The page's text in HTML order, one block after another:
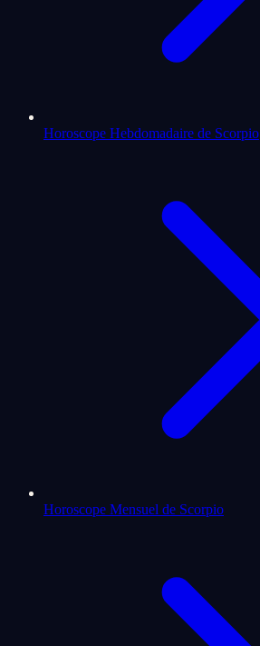
Horoscope Hebdomadaire de Scorpio
Horoscope Mensuel de Scorpio